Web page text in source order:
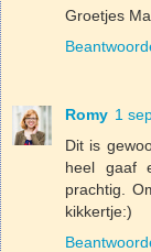
Groetjes
Romy 1
Dit is
heel gaaf
prachtig.
kikkertje:)